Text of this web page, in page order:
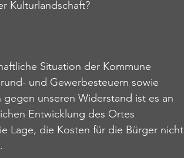
Kulturlandschaft?
Situation der Kommune
und Gewerbesteuern sowie
unseren Widerstand ist es an
Entwicklung des Ortes
Lage, die Kosten für die Bürger nicht